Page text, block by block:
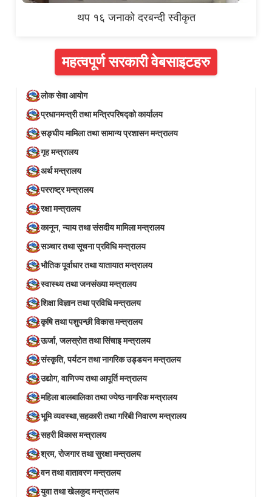
थप १६ जनाको दरबन्दी स्वीकृत
महत्वपूर्ण सरकारी वेबसाइटहरु
लोक सेवा आयोग
प्रधानमन्त्री तथा मन्त्रिपरिषद्को कार्यालय
सङ्घीय मामिला तथा सामान्य प्रशासन मन्त्रालय
गृह मन्त्रालय
अर्थ मन्त्रालय
परराष्ट्र मन्त्रालय
रक्षा मन्त्रालय
कानून, न्याय तथा संसदीय मामिला मन्त्रालय
सञ्‍चार तथा सूचना प्रविधि मन्त्रालय
भौतिक पूर्वाधार तथा यातायात मन्त्रालय
स्वास्थ्य तथा जनसंख्या मन्त्रालय
शिक्षा विज्ञान तथा प्रविधि मन्त्रालय
कृषि तथा पशुपन्छी विकास मन्त्रालय
ऊर्जा, जलस्रोत तथा सिंचाइ मन्त्रालय
संस्कृति, पर्यटन तथा नागरिक उड्डयन मन्त्रालय
उद्योग, वाणिज्य तथा आपूर्ति मन्त्रालय
महिला बालबालिका तथा ज्येष्ठ नागरिक मन्त्रालय
भूमि व्यवस्था,सहकारी तथा गरिबी निवारण मन्त्रालय
सहरी विकास मन्त्रालय
श्रम, रोजगार तथा सुरक्षा मन्त्रालय
वन तथा वातावरण मन्त्रालय
युवा तथा खेलकुद मन्त्रालय